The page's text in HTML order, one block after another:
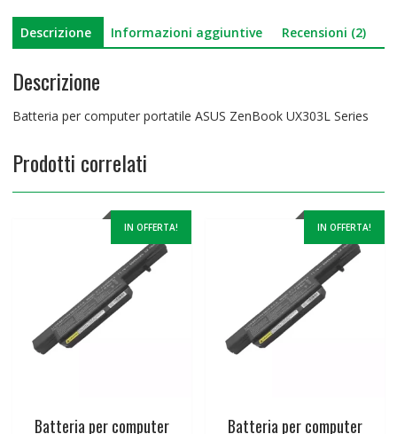
Descrizione Informazioni aggiuntive Recensioni (2)
Descrizione
Batteria per computer portatile ASUS ZenBook UX303L Series
Prodotti correlati
IN OFFERTA!
Batteria per computer
IN OFFERTA!
Batteria per computer